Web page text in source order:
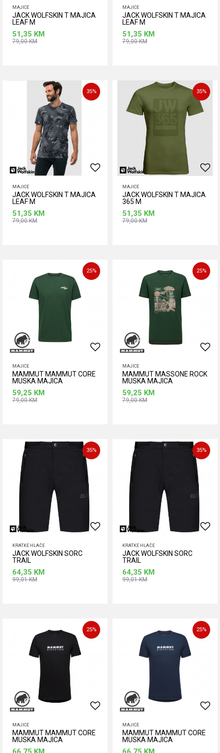
MAJICE
JACK WOLFSKIN T MAJICA
LEAF M
51,35 KM
79,00KM
MAJICE
JACK WOLFSKIN T MAJICA
LEAF M
51,35 KM
79,00KM
35%
MAJICE
JACK WOLFSKIN T MAJICA
LEAF M
51,35 KM
79,00KM
35%
MAJICE
JACK WOLFSKIN T MAJICA
365 M
51,35 KM
79,00KM
25%
MAJICE
MAMMUT MAMMUT CORE
MUSKA MAJICA
59,25 KM
79,00KM
25%
MAJICE
MAMMUT MASSONE ROCK
MUSKA MAJICA
59,25 KM
79,00KM
35%
KRATKE HLAČE
JACK WOLFSKIN SORC
TRAIL
64,35 KM
99,01KM
35%
KRATKE HLAČE
JACK WOLFSKIN SORC
TRAIL
64,35 KM
99,01KM
25%
MAJICE
MAMMUT MAMMUT CORE
MUSKA MAJICA
25%
MAJICE
MAMMUT MAMMUT CORE
MUSKA MAJICA